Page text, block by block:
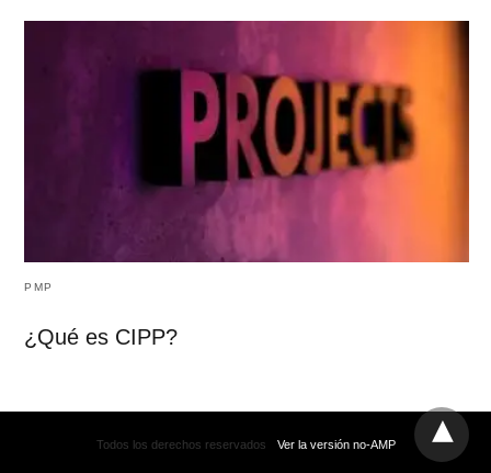
PMP
¿Qué es CIPP?
Todos los derechos reservados Ver la versión no-AMP